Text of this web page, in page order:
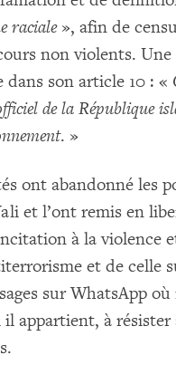
raciale», afin de
non violents.
dans son article 10 : «
de la République
. »
ont abandonné les
et l’ont remis en
à la violence
et de celle
sur WhatsApp
appartient, à